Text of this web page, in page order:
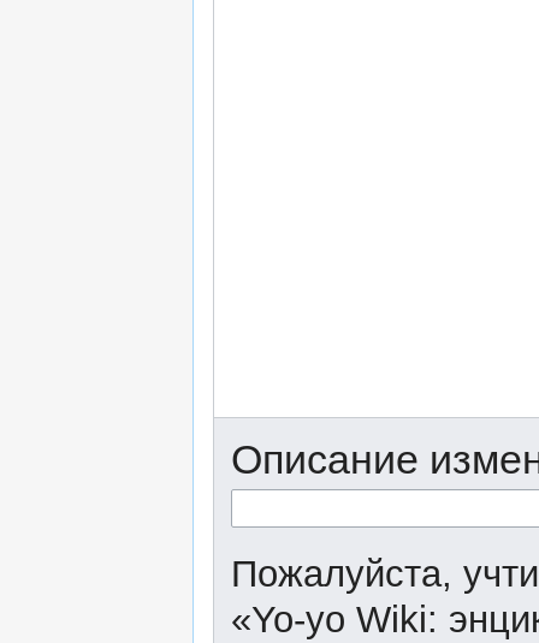
Описание
Пожалуйста,
«Yo-yo Wiki: